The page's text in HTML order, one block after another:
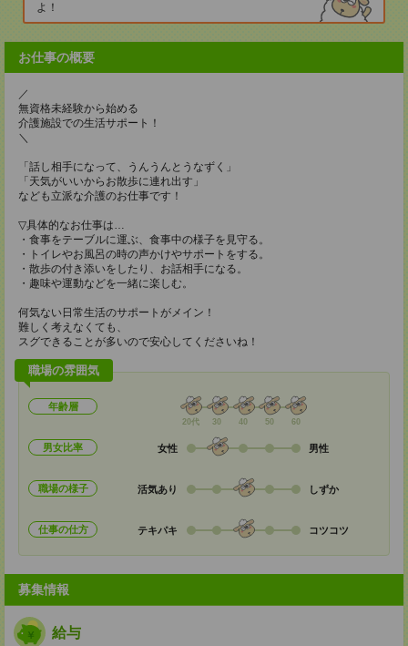
よ！
お仕事の概要
／
無資格未経験から始める
介護施設での生活サポート！
＼
「話し相手になって、うんうんとうなずく」
「天気がいいからお散歩に連れ出す」
なども立派な介護のお仕事です！
▽具体的なお仕事は…
・食事をテーブルに運ぶ、食事中の様子を見守る。
・トイレやお風呂の時の声かけやサポートをする。
・散歩の付き添いをしたり、お話相手になる。
・趣味や運動などを一緒に楽しむ。
何気ない日常生活のサポートがメイン！
難しく考えなくても、
スグできることが多いので安心してくださいね！
職場の雰囲気
年齢層
20代 30 40 50 60
男女比率 女性 男性
職場の様子 活気あり しずか
仕事の仕方 テキパキ コツコツ
募集情報
給与